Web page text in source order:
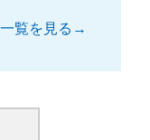
覧を見る→